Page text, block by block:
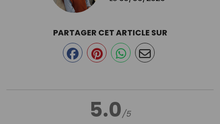
5.0/5
PARTAGER CET ARTICLE SUR